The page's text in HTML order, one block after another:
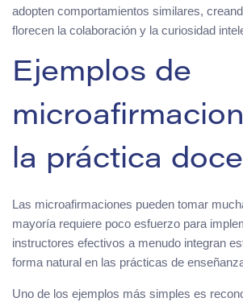
adopten comportamientos similares,
florecen la colaboración y la curiosidad
Ejemplos de
la práctica
Las microafirmaciones pueden tomar
mayoría requiere poco esfuerzo para
instructores efectivos a menudo integran
forma natural en las prácticas de
Uno de los ejemplos más simples es